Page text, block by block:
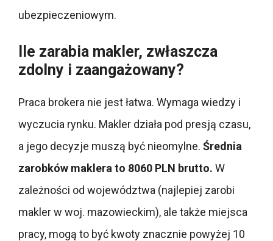
ubezpieczeniowym.
Ile zarabia makler, zwłaszcza
zdolny i zaangażowany?
Praca brokera nie jest łatwa. Wymaga wiedzy i
wyczucia rynku. Makler działa pod presją czasu,
a jego decyzje muszą być nieomylne. Średnia
zarobków maklera to 8060 PLN brutto. W
zależności od województwa (najlepiej zarobi
makler w woj. mazowieckim), ale także miejsca
pracy, mogą to być kwoty znacznie powyżej 10